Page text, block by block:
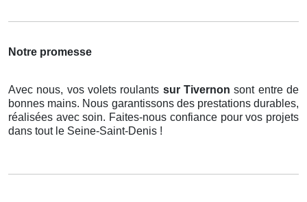
Notre promesse
Avec nous, vos volets roulants sur Tivernonsont entre de
bonnes mains. Nous garantissons des prestations durables,
réalisées avec soin. Faites-nous confiance pour vos projets
dans tout le Seine-Saint-Denis !